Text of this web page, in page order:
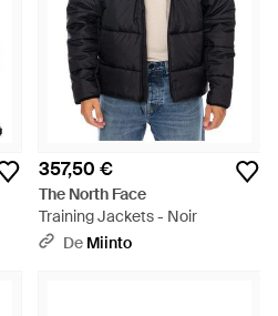
357,50 €
The North Face
Training Jackets - Noir
De Miinto